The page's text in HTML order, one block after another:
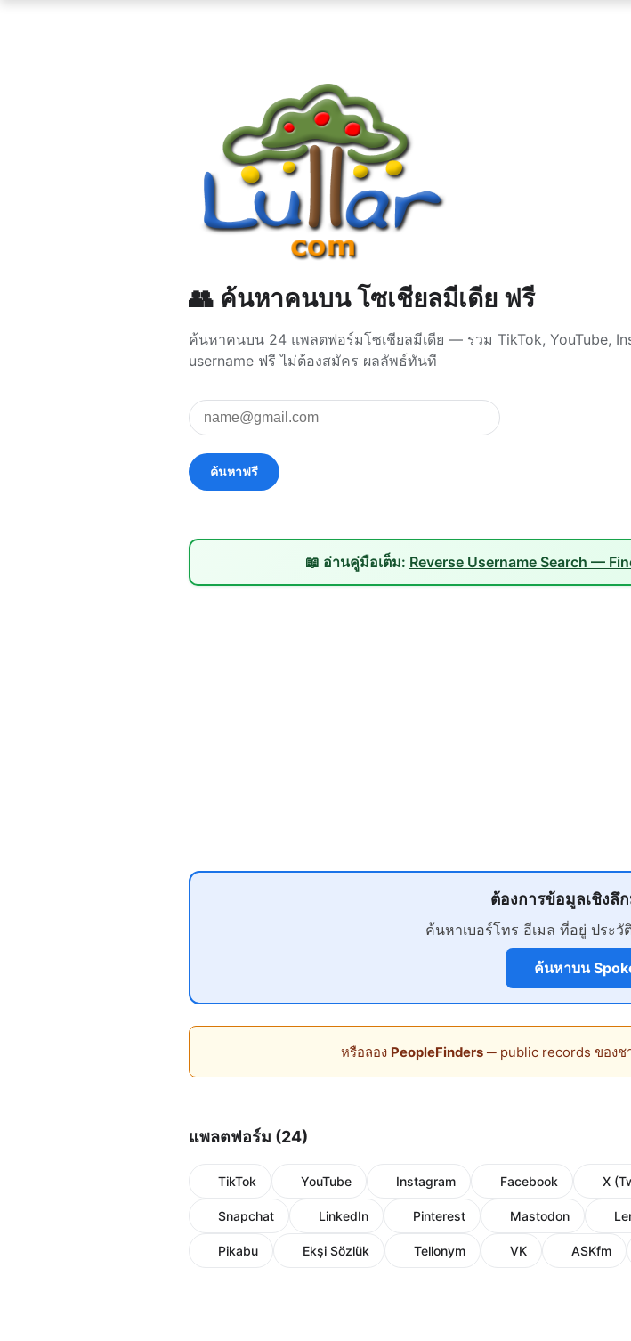
👥 ค้นหาคนบน โซเชียลมีเดีย ฟรี
ค้นหาคนบน 24 แพลตฟอร์มโซเชียลมีเดีย — รวม TikTok, YouTube,
username ฟรี ไม่ต้องสมัคร ผลลัพธ์ทันที
📖 อ่านคู่มือเต็ม: Reverse Username Search —
ต้องการข้อมูลเชิงลึ
ค้นหาเบอร์โทร อีเมล ที่อยู่ ประ
ค้นหาบน
หรือลอง PeopleFinders─ public records ของช
แพลตฟอร์ม (24)
TikTok YouTube Instagram Facebook X
Snapchat LinkedIn Pinterest Mastodon
Pikabu Ekşi Sözlük Tellonym VK ASKfm